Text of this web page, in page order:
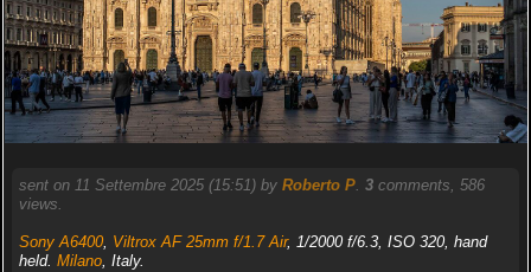
sent on 11 Settembre 2025 (15:51) by Roberto P. 3comments, 586
views.
Sony A6400, Viltrox AF 25mm f/1.7 Air, 1/2000 f/6.3, ISO 320, hand
held. Milano, Italy.